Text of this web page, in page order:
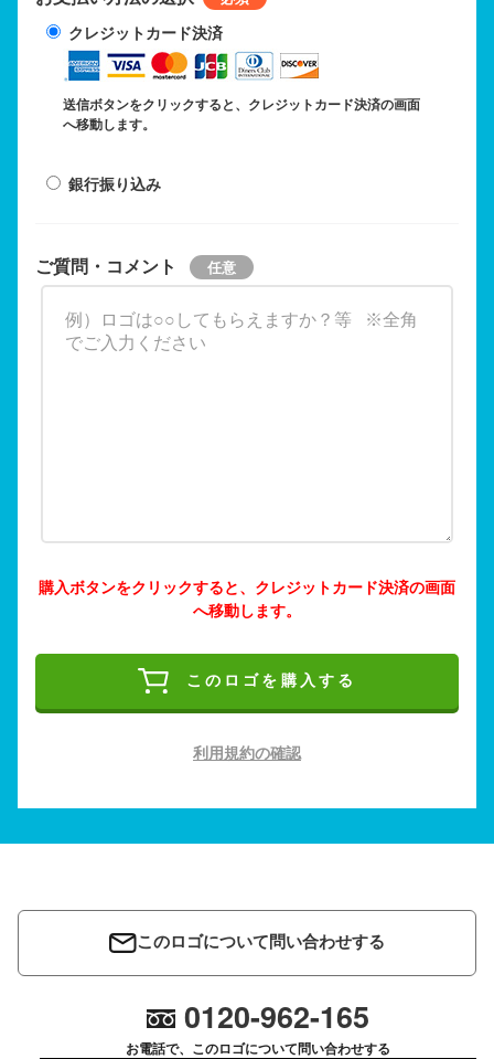
クレジットカード決済
送信ボタンをクリックすると、クレジットカード決済の画面
へ移動します。
銀行振り込み
ご質問・コメント
購入ボタンをクリックすると、クレジットカード決済の画面
へ移動します。
このロゴを購入する
利用規約の確認
このロゴについて問い合わせする
0120-962-165
お電話で、このロゴについて問い合わせする